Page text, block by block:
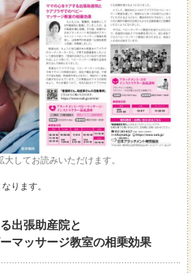
してお読みいただけます。
ります。
出張助産院と
マッサージ教室の相乗効果